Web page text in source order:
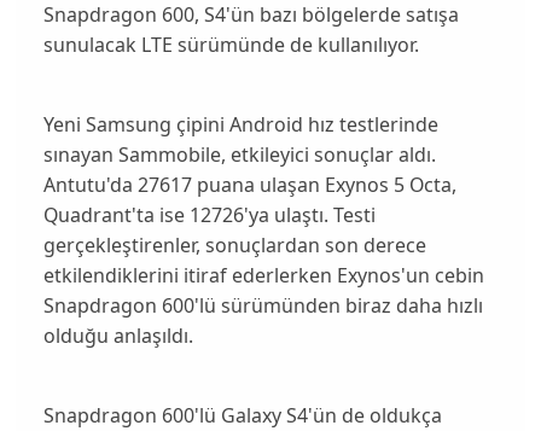
Snapdragon 600, S4'ün bazı bölgelerde satışa
sunulacak LTE sürümünde de kullanılıyor.
Yeni Samsung çipini Android hız testlerinde
sınayan Sammobile, etkileyici sonuçlar aldı.
Antutu'da 27617 puana ulaşan Exynos 5 Octa,
Quadrant'ta ise 12726'ya ulaştı. Testi
gerçekleştirenler, sonuçlardan son derece
etkilendiklerini itiraf ederlerken Exynos'un cebin
Snapdragon 600'lü sürümünden biraz daha hızlı
olduğu anlaşıldı.
Snapdragon 600'lü Galaxy S4'ün de oldukça